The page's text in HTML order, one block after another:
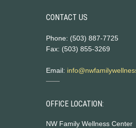
CONTACT US
Phone: (503) 887-7725
Fax: (503) 855-3269
Email:
OFFICE LOCATION:
NW Family Wellness Center